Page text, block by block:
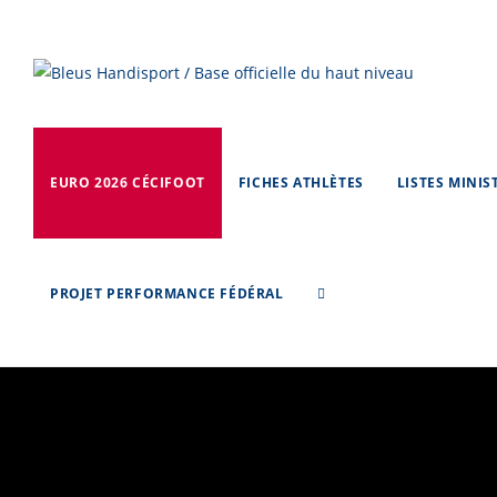
content
EURO 2026 CÉCIFOOT FICHES ATHLÈTES LISTES
PROJET PERFORMANCE FÉDÉRAL